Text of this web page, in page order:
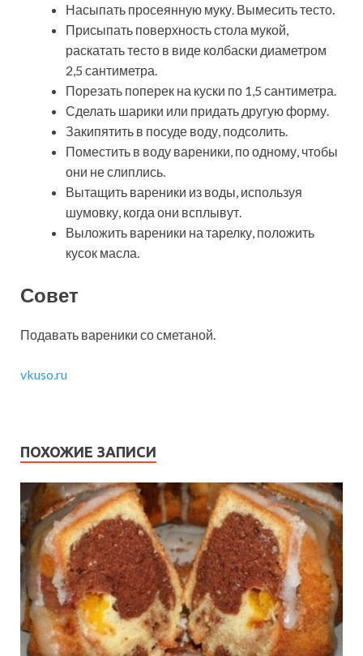
Насыпать просеянную муку. Вымесить тесто.
Присыпать поверхность стола мукой,
раскатать тесто в виде колбаски диаметром
2,5 сантиметра.
Порезать поперек на куски по 1,5 сантиметра.
Сделать шарики или придать другую форму.
Закипятить в посуде воду, подсолить.
Поместить в воду вареники, по одному, чтобы
они не слиплись.
Вытащить вареники из воды, используя
шумовку, когда они всплывут.
Выложить вареники на тарелку, положить
кусок масла.
Совет
Подавать вареники со сметаной.
vkuso.ru
ПОХОЖИЕ ЗАПИСИ